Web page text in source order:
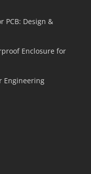
PCB: Design &
Enclosure for
Engineering